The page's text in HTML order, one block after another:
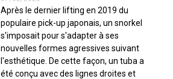
Après le dernier lifting en 2019 du
populaire pick-up japonais, un snorkel
s'imposait pour s'adapter à ses
nouvelles formes agressives suivant
l'esthétique. De cette façon, un tuba a
été conçu avec des lignes droites et